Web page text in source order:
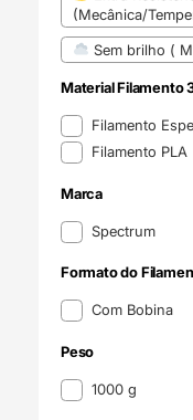
(Mecânica/
Sem brilho (
Material Filamento
Material Filamento
Filamento
Filamento PLA
Marca
MarcaSpectrum
Formato do
Formato do
Com Bobina
Peso
Peso1000 g